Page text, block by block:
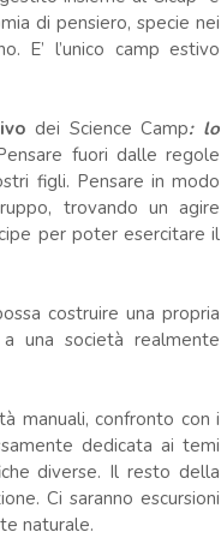
di pensiero, specie nei
E’ l’unico camp estivo
dei Science Camp: lo
fuori dalle regole
figli. Pensare in modo
trovando un agire
per poter esercitare il
costruire una propria
una società realmente
manuali, confronto con i
dedicata ai temi
diverse. Il resto della
Ci saranno escursioni
naturale.